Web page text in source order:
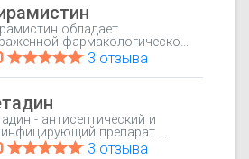
обладает
фармакологической
против
возбудителей
передающихся
путем, таких как
гонорея, трихомониаз,
генитальный герпес,
вирусные гепатиты,
кандидоз и др.
является лидером
3 отзыва
- антисептический и
препарат.
бактерицидное
3 отзыва